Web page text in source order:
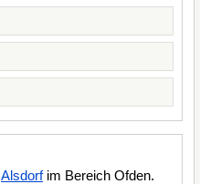
Alsdorfim Bereich Ofden.